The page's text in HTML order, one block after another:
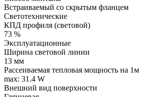
Встраиваемый со скрытым фланцем
Светотехнические
КПД профиля (cветовой)
73 %
Эксплуатационные
Ширина световой линии
13 мм
Рассеиваемая тепловая мощность на 1м
max: 31.4 W
Внешний вид поверхности